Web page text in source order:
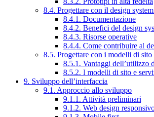
8.4. Progettare con il design
8.4.1. Documentazione
8.4.2. Benefici del design
8.4.3. Risorse operative
8.4.4. Come contribuire al
8.5. Progettare con i modelli di sito
8.5.1. Vantaggi dell’utilizzo
8.5.2. I modelli di sito e
9. Sviluppo dell’interfaccia
9.1. Approccio allo sviluppo
9.1.1. Attività preliminari
9.1.2. Web design